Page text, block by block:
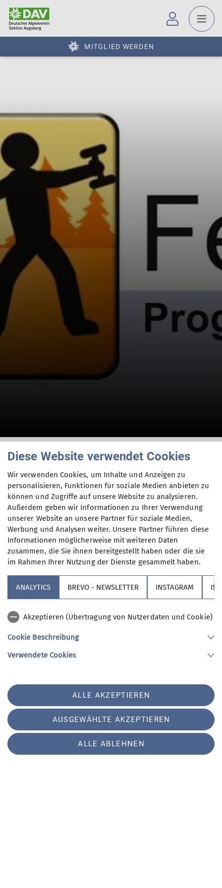
MITGLIED WERDEN
Fitness-Newsletter
Februar
01.02.2024
Rückblick Fitness
Du möchtest wissen was bei uns im Februar
geboten ist?
Dann wirf einen Blick in unseren Newsletter! Hier
unseren Veranstaltungen!
Sektion
Partner
Diese Website verwendet Cookies
Wir verwenden Cookies, um Inhalte und Anzeigen zu
personalisieren, Funktionen für soziale Medien anbieten zu
können und Zugriffe auf unsere Website zu analysieren.
Außerdem geben wir Informationen zu Ihrer Verwendung
unserer Website an unsere Partner für soziale Medien,
Werbung und Analysen weiter. Unsere Partner führen diese
Informationen möglicherweise mit weiteren Daten
zusammen, die Sie ihnen bereitgestellt haben oder die sie
im Rahmen Ihrer Nutzung der Dienste gesammelt haben.
ANALYTICS BREVO - NEWSLETTER INSTAGRAM
Akzeptieren (Übertragung von Nutzerdaten und Cookie)
Cookie Beschreibung
Verwendete Cookies
ALLE AKZEPTIEREN
AUSGEWÄHLTE AKZEPTIEREN
ALLE ABLEHNEN